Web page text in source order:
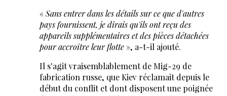
«Sans entrer dans les détails sur ce que d'autres
pays fournissent, je dirais qu'ils ont reçu des
appareils supplémentaires et des pièces détachées
pour accroître leur flotte», a-t-il ajouté.
Il s'agit vraisemblablement de Mig-29 de
fabrication russe, que Kiev réclamait depuis le
début du conflit et dont disposent une poignée